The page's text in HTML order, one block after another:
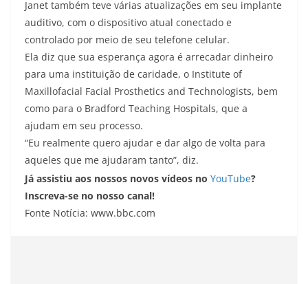
Janet também teve várias atualizações em seu implante
auditivo, com o dispositivo atual conectado e
controlado por meio de seu telefone celular.
Ela diz que sua esperança agora é arrecadar dinheiro
para uma instituição de caridade, o Institute of
Maxillofacial Facial Prosthetics and Technologists, bem
como para o Bradford Teaching Hospitals, que a
ajudam em seu processo.
“Eu realmente quero ajudar e dar algo de volta para
aqueles que me ajudaram tanto”, diz.
Já assistiu aos nossos novos vídeos no YouTube?
Inscreva-se no nosso canal!
Fonte Notícia: www.bbc.com